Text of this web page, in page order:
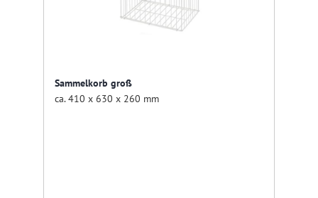
Sammelkorb groß
ca. 410 x 630 x 260 mm